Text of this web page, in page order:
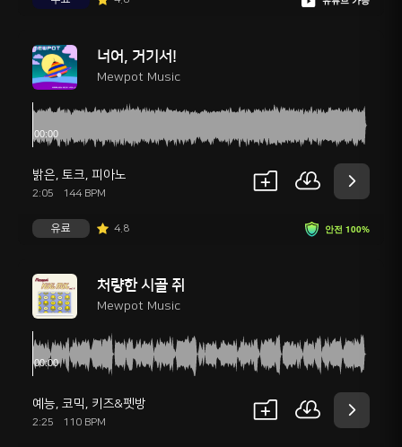
너어, 거기서!
Mewpot Music
밝은, 토크, 피아노
2:05 144 BPM
안전 100%
유료 4.8
처량한 시골 쥐
Mewpot Music
예능, 코믹, 키즈&펫방
2:25 110 BPM